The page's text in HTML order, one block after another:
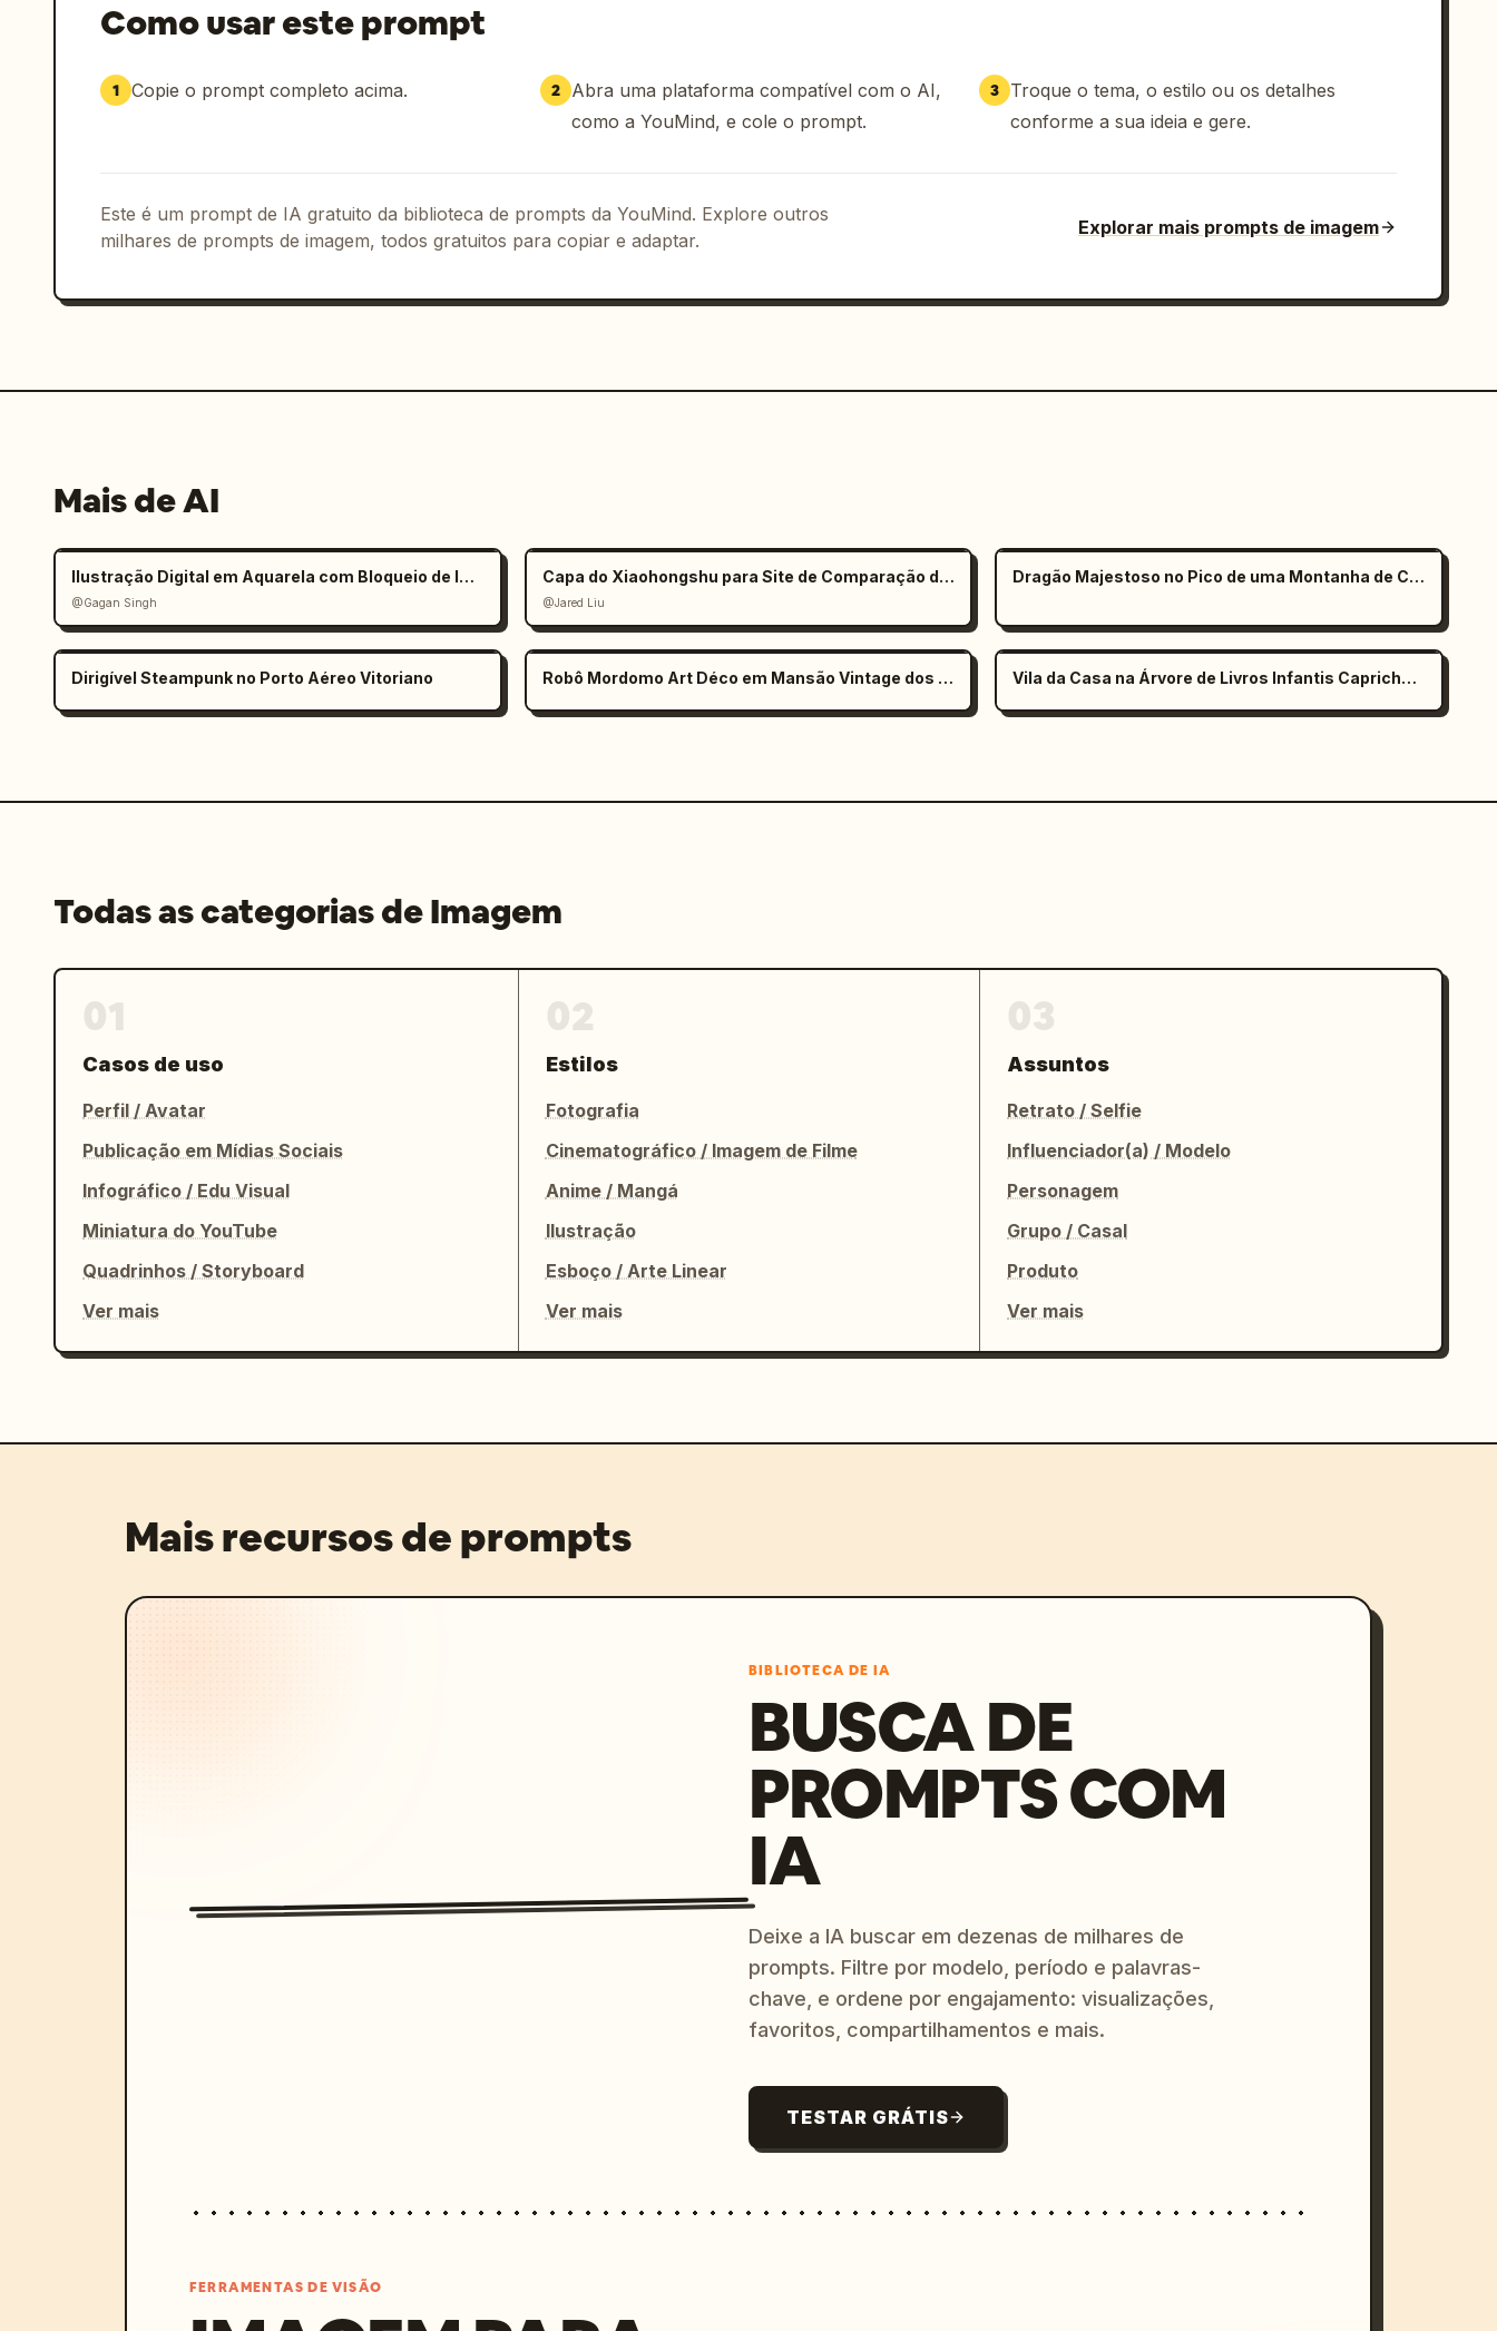
Como usar este prompt
1 Copie o prompt completo acima. 2 Abra uma plataforma compatível com o AI,
como a YouMind, e cole o prompt.
3
Troque o tema, o estilo ou os detalhes
conforme a sua ideia e gere.
Este é um prompt de IA gratuito da biblioteca de prompts da YouMind. Explore outros
milhares de prompts de imagem, todos gratuitos para copiar e adaptar.
Explorar mais prompts de imagem
Mais de AI
Ilustração Digital em Aquarela com Bloqueio de Identidade Rígido
@Gagan Singh
Capa do Xiaohongshu para Site de Comparação de Modelos de IA
@Jared Liu
Dragão Majestoso no Pico de uma Montanha de Cristal
Dirigível Steampunk no Porto Aéreo Vitoriano Robô Mordomo Art Déco em Mansão Vintage dos Anos 1920 Vila da Casa na Árvore de Livros Infantis Caprichosos ao Entardecer
Todas as categorias de Imagem
Casos de uso
Perfil / Avatar
Publicação em Mídias Sociais
Infográfico / Edu Visual
Miniatura do YouTube
Quadrinhos / Storyboard
Ver mais
Estilos
Fotografia
Cinematográfico / Imagem de Filme
Anime / Mangá
Ilustração
Esboço / Arte Linear
Ver mais
Assuntos
Retrato / Selfie
Influenciador(a) / Modelo
Personagem
Grupo / Casal
Produto
Ver mais
Mais recursos de prompts
BIBLIOTECA DE IA
BUSCA DE
PROMPTS COM
IA
Deixe a IA buscar em dezenas de milhares de
prompts. Filtre por modelo, período e palavras-
chave, e ordene por engajamento: visualizações,
favoritos, compartilhamentos e mais.
TESTAR GRÁTIS
FERRAMENTAS DE VISÃO